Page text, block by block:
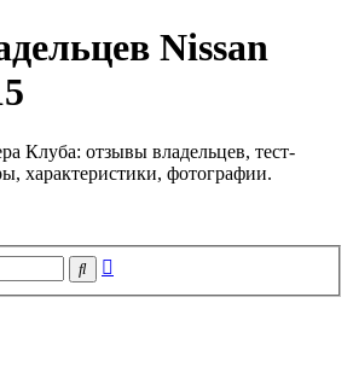
Nissan
Клуба: отзывы владельцев, тест-
характеристики, фотографии.
Поиск